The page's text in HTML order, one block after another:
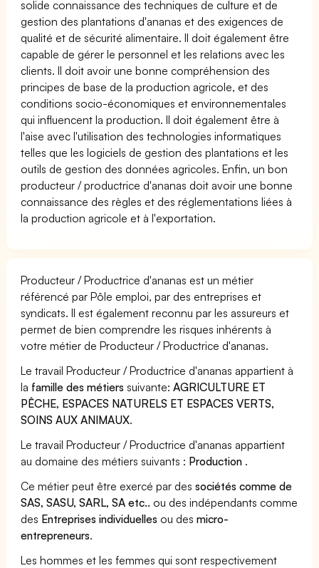
solide connaissance des techniques de culture et de
gestion des plantations d'ananas et des exigences de
qualité et de sécurité alimentaire. Il doit également être
capable de gérer le personnel et les relations avec les
clients. Il doit avoir une bonne compréhension des
principes de base de la production agricole, et des
conditions socio-économiques et environnementales
qui influencent la production. Il doit également être à
l'aise avec l'utilisation des technologies informatiques
telles que les logiciels de gestion des plantations et les
outils de gestion des données agricoles. Enfin, un bon
producteur / productrice d'ananas doit avoir une bonne
connaissance des règles et des réglementations liées à
la production agricole et à l'exportation.
Producteur / Productrice d'ananas est un métier
référencé par Pôle emploi, par des entreprises et
syndicats. Il est également reconnu par les assureurs et
permet de bien comprendre les risques inhérents à
votre métier de Producteur / Productrice d'ananas.
Le travail Producteur / Productrice d'ananas appartient à
la famille des métiers suivante:AGRICULTURE ET
PÊCHE, ESPACES NATURELS ET ESPACES VERTS,
SOINS AUX ANIMAUX.
Le travail Producteur / Productrice d'ananas appartient
au domaine des métiers suivants : Production .
Ce métier peut être exercé par dessociétés comme de
SAS, SASU, SARL, SA etc.. ou des indépendants comme
des Entreprises individuelles ou desmicro-
entrepreneurs.
Les hommes et les femmes qui sont respectivement